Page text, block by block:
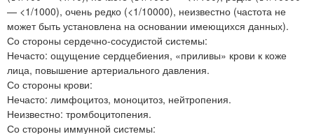
— <1/1000), очень редко (<1/10000), неизвестно (частота не
может быть установлена на основании имеющихся данных).
Со стороны сердечно-сосудистой системы:
Нечасто: ощущение сердцебиения, «приливы» крови к коже
лица, повышение артериального давления.
Со стороны крови:
Нечасто: лимфоцитоз, моноцитоз, нейтропения.
Неизвестно: тромбоцитопения.
Со стороны иммунной системы: